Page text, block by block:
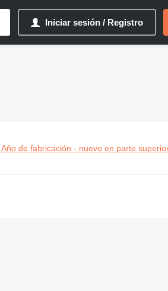
Iniciar sesión / Registro
Año de fabricación - nuevo en parte